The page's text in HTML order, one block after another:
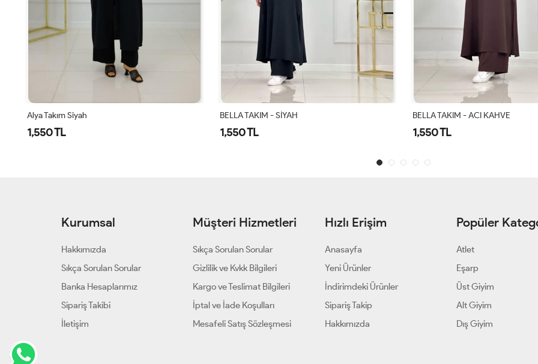
BELLA TAKIM - SİYAH
1,550 TL
BELLA TAKIM - ACI KAHVE
1,550 TL
Gülşah Takım Siyah
1,900 TL
Kurumsal
Hakkımızda
Sıkça Sorulan Sorular
Banka Hesaplarımız
Sipariş Takibi
İletişim
Müşteri Hizmetleri
Sıkça Sorulan Sorular
Gizlilik ve Kvkk Bilgileri
Kargo ve Teslimat Bilgileri
İptal ve İade Koşulları
Mesafeli Satış Sözleşmesi
Hızlı Erişim
Anasayfa
Yeni Ürünler
İndirimdeki Ürünler
Sipariş Takip
Hakkımızda
Popüler
Atlet
Eşarp
Üst Giyim
Alt Giyim
Dış Giyim